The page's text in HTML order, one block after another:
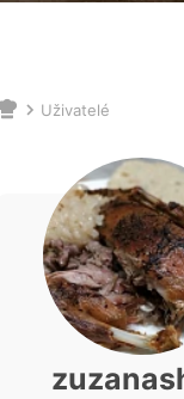
NacházíteUživatelé